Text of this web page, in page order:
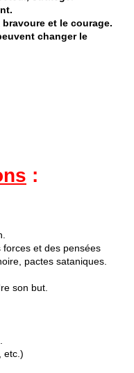
et le courage.
changer le
:
et des pensées
pactes sataniques.
son but.
etc.)